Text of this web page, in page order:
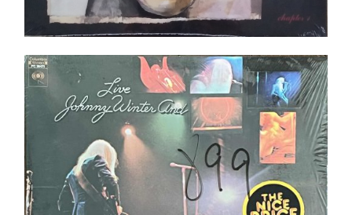
Johnny Winter And ‎– Live LP _ In shrink ! _ Top
Copie _ Pressing US
Ajouter au panier Détails